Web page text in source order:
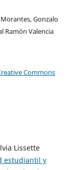
Gonzalo
Ramón Valencia
Commons
Lissette
estudiantil y